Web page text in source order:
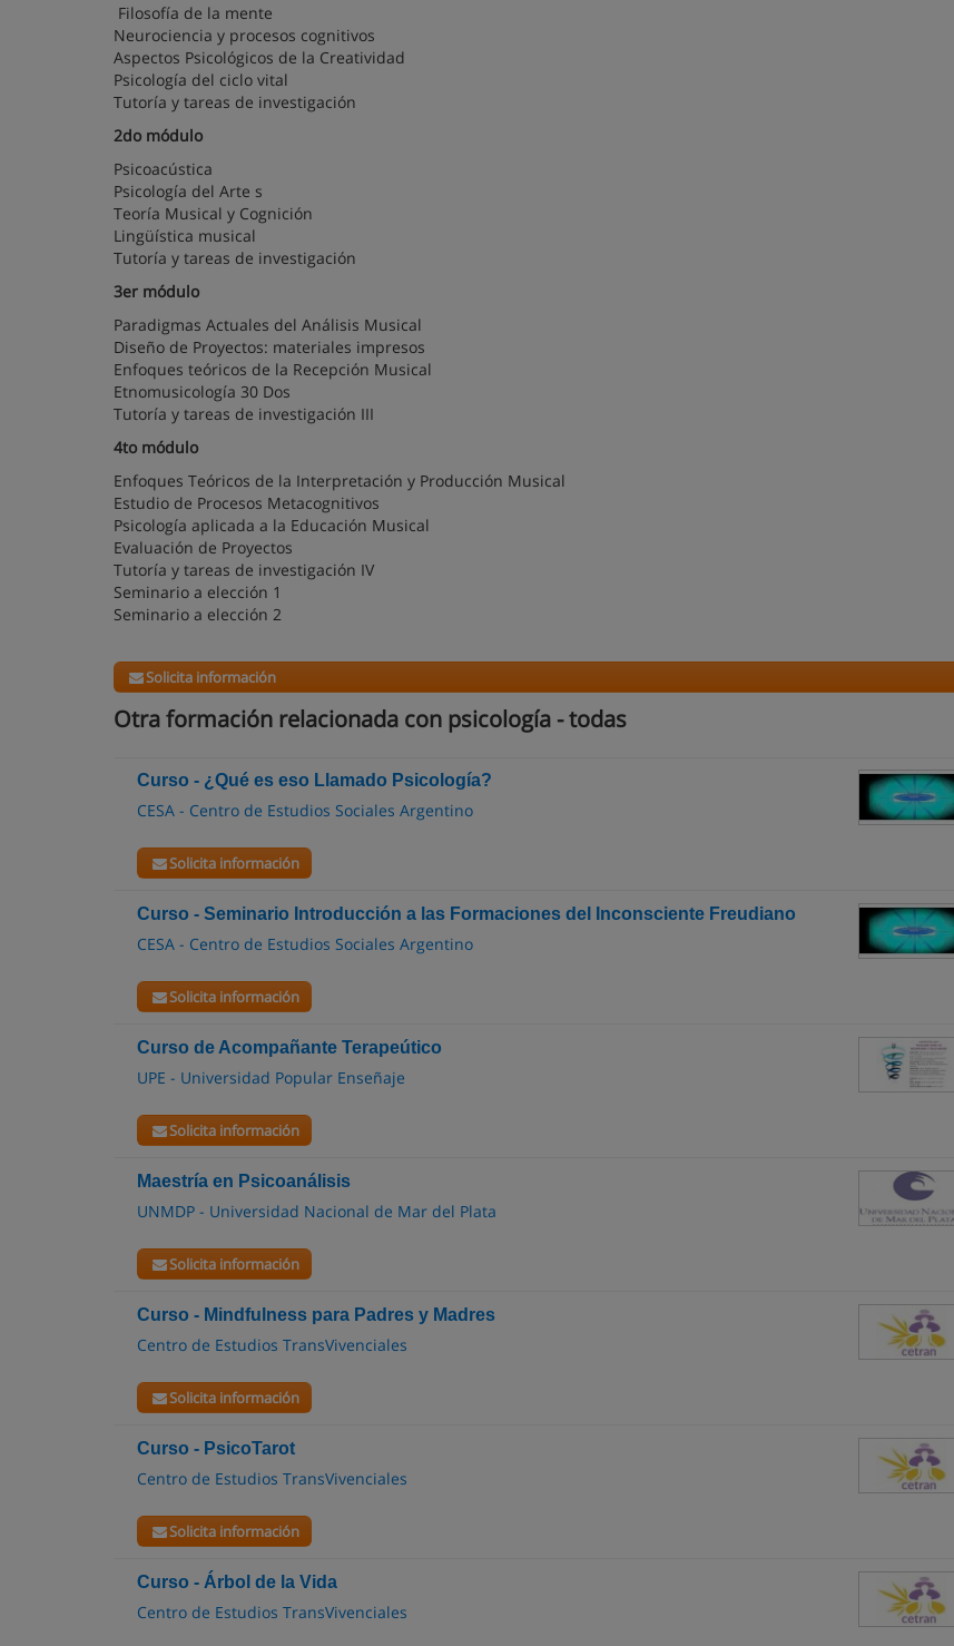
Filosofía de la mente
Neurociencia y procesos cognitivos
Aspectos Psicológicos de la Creatividad
Psicología del ciclo vital
Tutoría y tareas de investigación
2do módulo
Psicoacústica
Psicología del Arte s
Teoría Musical y Cognición
Lingüística musical
Tutoría y tareas de investigación
3er módulo
Paradigmas Actuales del Análisis Musical
Diseño de Proyectos: materiales impresos
Enfoques teóricos de la Recepción Musical
Etnomusicología 30 Dos
Tutoría y tareas de investigación III
4to módulo
Enfoques Teóricos de la Interpretación y Producción Musical
Estudio de Procesos Metacognitivos
Psicología aplicada a la Educación Musical
Evaluación de Proyectos
Tutoría y tareas de investigación IV
Seminario a elección 1
Seminario a elección 2
Solicita información
Otra formación relacionada con psicología - todas
Curso - ¿Qué es eso Llamado Psicología?
CESA - Centro de Estudios Sociales Argentino
Solicita información
Curso - Seminario Introducción a las Formaciones del Inconsciente Freudiano
CESA - Centro de Estudios Sociales Argentino
Solicita información
Curso de Acompañante Terapeútico
UPE - Universidad Popular Enseñaje
Solicita información
Maestría en Psicoanálisis
UNMDP - Universidad Nacional de Mar del Plata
Solicita información
Curso - Mindfulness para Padres y Madres
Centro de Estudios TransVivenciales
Solicita información
Curso - PsicoTarot
Centro de Estudios TransVivenciales
Solicita información
Curso - Árbol de la Vida
Centro de Estudios TransVivenciales